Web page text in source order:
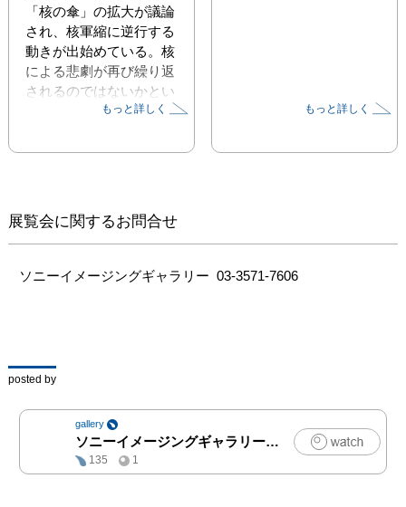
「核の傘」の拡大が議論
され、核軍縮に逆行する
動きが出始めている。核
による悲劇が再び繰り返
されるのではないかとい
う不安がよぎる。
第二次世界大戦後、アメ
兵器を配備した。その一
つが、日本の小笠原諸
23年間に及ぶアメリカ海
Little Lamb」という名が
つけられていた。広島・
長崎に投下された原子爆
弾が「Little Boy(リトル
ボーイ)」「Fat Man(フ
ァットマン)」と呼ばれ
もっと詳しく もっと詳しく
展覧会に関するお問合せ
ソニーイメージングギャラリー  03-3571-7606
posted by
gallery
ソニーイメージングギャラリー
|
写真
135
1